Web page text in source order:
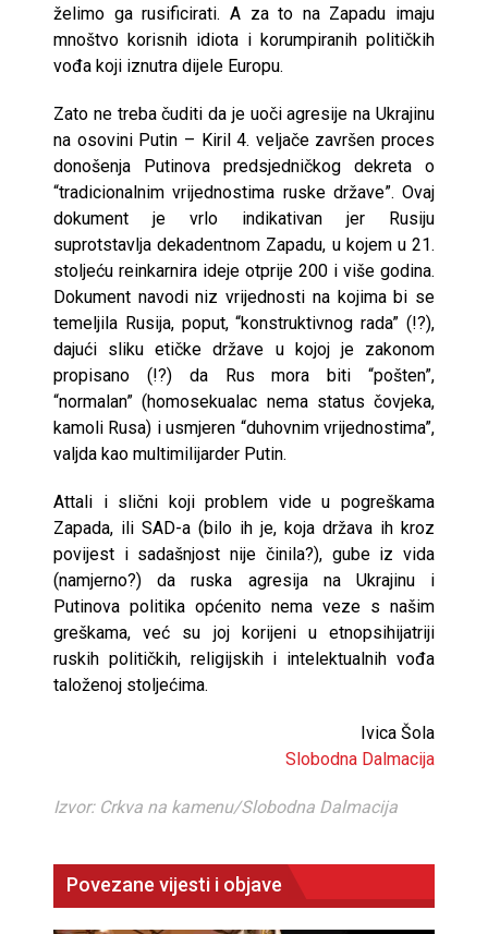
želimo ga rusificirati. A za to na Zapadu imaju
mnoštvo korisnih idiota i korumpiranih političkih
vođa koji iznutra dijele Europu.
Zato ne treba čuditi da je uoči agresije na Ukrajinu
na osovini Putin – Kiril 4. veljače završen proces
donošenja Putinova predsjedničkog dekreta o
“tradicionalnim vrijednostima ruske države”. Ovaj
dokument je vrlo indikativan jer Rusiju
suprotstavlja dekadentnom Zapadu, u kojem u 21.
stoljeću reinkarnira ideje otprije 200 i više godina.
Dokument navodi niz vrijednosti na kojima bi se
temeljila Rusija, poput, “konstruktivnog rada” (!?),
dajući sliku etičke države u kojoj je zakonom
propisano (!?) da Rus mora biti “pošten”,
“normalan” (homosekualac nema status čovjeka,
kamoli Rusa) i usmjeren “duhovnim vrijednostima”,
valjda kao multimilijarder Putin.
Attali i slični koji problem vide u pogreškama
Zapada, ili SAD-a (bilo ih je, koja država ih kroz
povijest i sadašnjost nije činila?), gube iz vida
(namjerno?) da ruska agresija na Ukrajinu i
Putinova politika općenito nema veze s našim
greškama, već su joj korijeni u etnopsihijatriji
ruskih političkih, religijskih i intelektualnih vođa
taloženoj stoljećima.
Ivica Šola
Slobodna Dalmacija
Izvor: Crkva na kamenu/Slobodna Dalmacija
Povezane vijesti i objave